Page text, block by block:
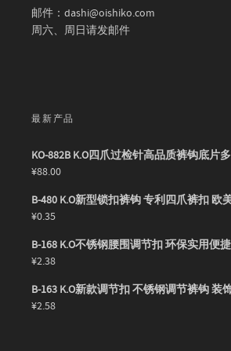
邮件：dashi@oishiko.com
周六、周日请发邮件
最新产品
KO-882B K.O四爪过检针高品质裤钩底片
¥88.00
B-480 K.O新型锁扣裤钩 专利四爪裤扣 欧
¥0.35
B-168 K.O不锈钢腰围调节扣 环保实用便
¥2.38
B-163 K.O新款调节扣 不锈钢调节裤钩 装
¥2.58